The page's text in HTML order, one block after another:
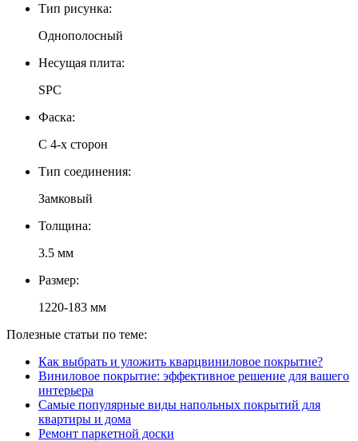
Тип рисунка:
Однополосный
Несущая плита:
SPC
Фаска:
С 4-х сторон
Тип соединения:
Замковый
Толщина:
3.5 мм
Размер:
1220-183 мм
Полезные статьи по теме:
Как выбрать и уложить кварцвиниловое покрытие?
Виниловое покрытие: эффективное решение для вашего
интерьера
Самые популярные виды напольных покрытий для
квартиры и дома
Ремонт паркетной доски